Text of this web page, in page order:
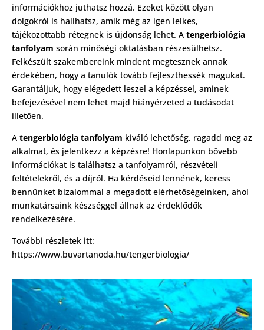
információkhoz juthatsz hozzá. Ezeket között olyan
dolgokról is hallhatsz, amik még az igen lelkes,
tájékozottabb rétegnek is újdonság lehet. A tengerbiológia
tanfolyam során minőségi oktatásban részesülhetsz.
Felkészült szakembereink mindent megtesznek annak
érdekében, hogy a tanulók tovább fejleszthessék magukat.
Garantáljuk, hogy elégedett leszel a képzéssel, aminek
befejezésével nem lehet majd hiányérzeted a tudásodat
illetően.
A tengerbiológia tanfolyam kiváló lehetőség, ragadd meg az
alkalmat, és jelentkezz a képzésre! Honlapunkon bővebb
információkat is találhatsz a tanfolyamról, részvételi
feltételekről, és a díjról. Ha kérdéseid lennének, keress
bennünket bizalommal a megadott elérhetőségeinken, ahol
munkatársaink készséggel állnak az érdeklődők
rendelkezésére.
További részletek itt:
https://www.buvartanoda.hu/tengerbiologia/